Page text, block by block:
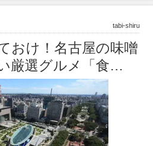
tabi-shiru
おけ！名古屋の味噌
厳選グルメ「食…